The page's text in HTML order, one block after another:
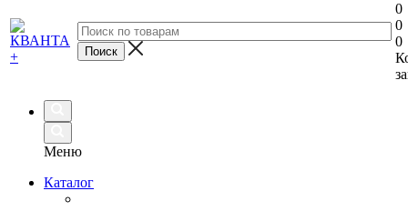
0
0
0
Меню
Каталог